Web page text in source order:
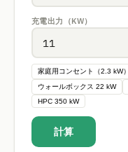
充電出力（KW）
家庭用コンセント（2.3 kW）
ウォールボックス 22 kW
HPC 350 kW
計算